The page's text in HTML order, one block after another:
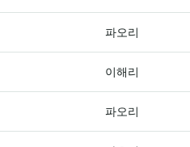
파오리
이해리
파오리